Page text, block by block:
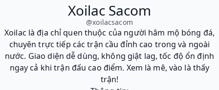
Xoilac Sacom
@xoilacsacom
Xoilac là địa chỉ quen thuộc của người hâm mộ bóng đá,
chuyên trực tiếp các trận cầu đỉnh cao trong và ngoài
nước. Giao diện dễ dùng, không giật lag, tốc độ ổn định
ngay cả khi trận đấu cao điểm. Xem là mê, vào là thấy
trận!